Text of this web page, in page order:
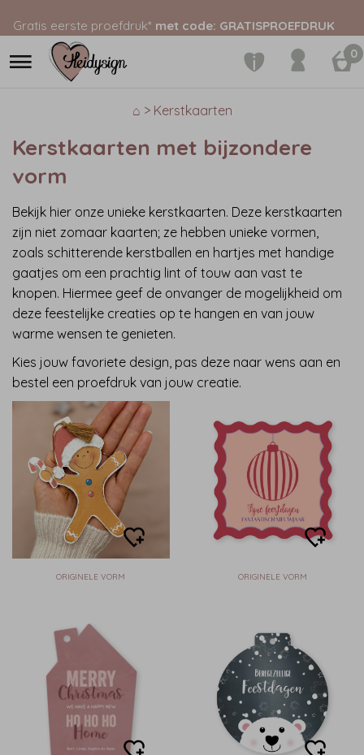
Gratis eerste proefdruk* met code: GRATISPROEFDRUK
0
⌂ > Kerstkaarten
Kerstkaarten met bijzondere
vorm
Bekijk hier onze unieke kerstkaarten. Deze kerstkaarten
zijn niet zomaar kaarten; ze hebben unieke vormen,
zoals schitterende kerstballen en hartjes met handige
gaatjes om een prachtig lint of touw aan vast te
knopen. Hiermee geef de onvanger de mogelijkheid om
deze feestelijke creaties op te hangen en van jouw
warme wensen te genieten.
Kies jouw favoriete design, pas deze naar wens aan en
bestel een proefdruk van jouw creatie.
ORIGINELE VORM ORIGINELE VORM